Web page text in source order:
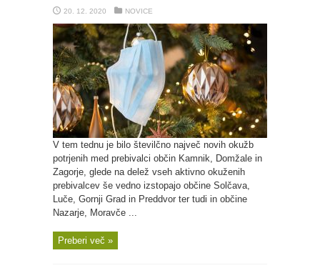
20. 12. 2020 NOVICE
V tem tednu je bilo številčno največ novih okužb
potrjenih med prebivalci občin Kamnik, Domžale in
Zagorje, glede na delež vseh aktivno okuženih
prebivalcev še vedno izstopajo občine Solčava,
Luče, Gornji Grad in Preddvor ter tudi in občine
Nazarje, Moravče ...
Preberi več »